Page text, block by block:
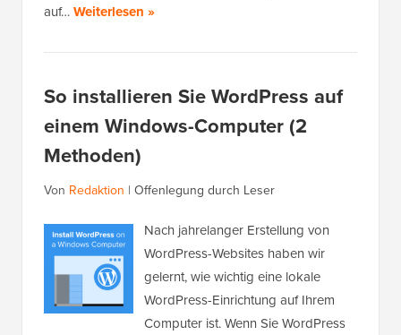
auf…Weiterlesen »
So installieren Sie WordPress auf
einem Windows-Computer (2
Methoden)
Von Redaktion | Offenlegung durch Leser
Nach jahrelanger Erstellung von
WordPress-Websites haben wir
gelernt, wie wichtig eine lokale
WordPress-Einrichtung auf Ihrem
Computer ist. Wenn Sie WordPress